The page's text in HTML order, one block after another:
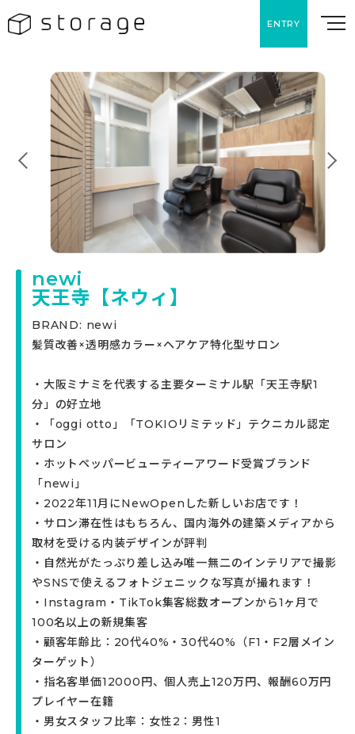
ENTRY
newi
天王寺【ネウィ】
BRAND: newi
髪質改善×透明感カラー×ヘアケア特化型サロン
・大阪ミナミを代表する主要ターミナル駅「天王寺駅1
分」の好立地
・「oggi otto」「TOKIOリミテッド」テクニカル認定
サロン
・ホットペッパービューティーアワード受賞ブランド
「newi」
・2022年11月にNewOpenした新しいお店です！
・サロン滞在性はもちろん、国内海外の建築メディアから
取材を受ける内装デザインが評判
・自然光がたっぷり差し込み唯一無二のインテリアで撮影
やSNSで使えるフォトジェニックな写真が撮れます！
・Instagram・TikTok集客総数オープンから1ヶ月で
100名以上の新規集客
・顧客年齢比：20代40%・30代40%（F1・F2層メイン
ターゲット）
・指名客単価12000円、個人売上120万円、報酬60万円
プレイヤー在籍
・男女スタッフ比率：女性2：男性1